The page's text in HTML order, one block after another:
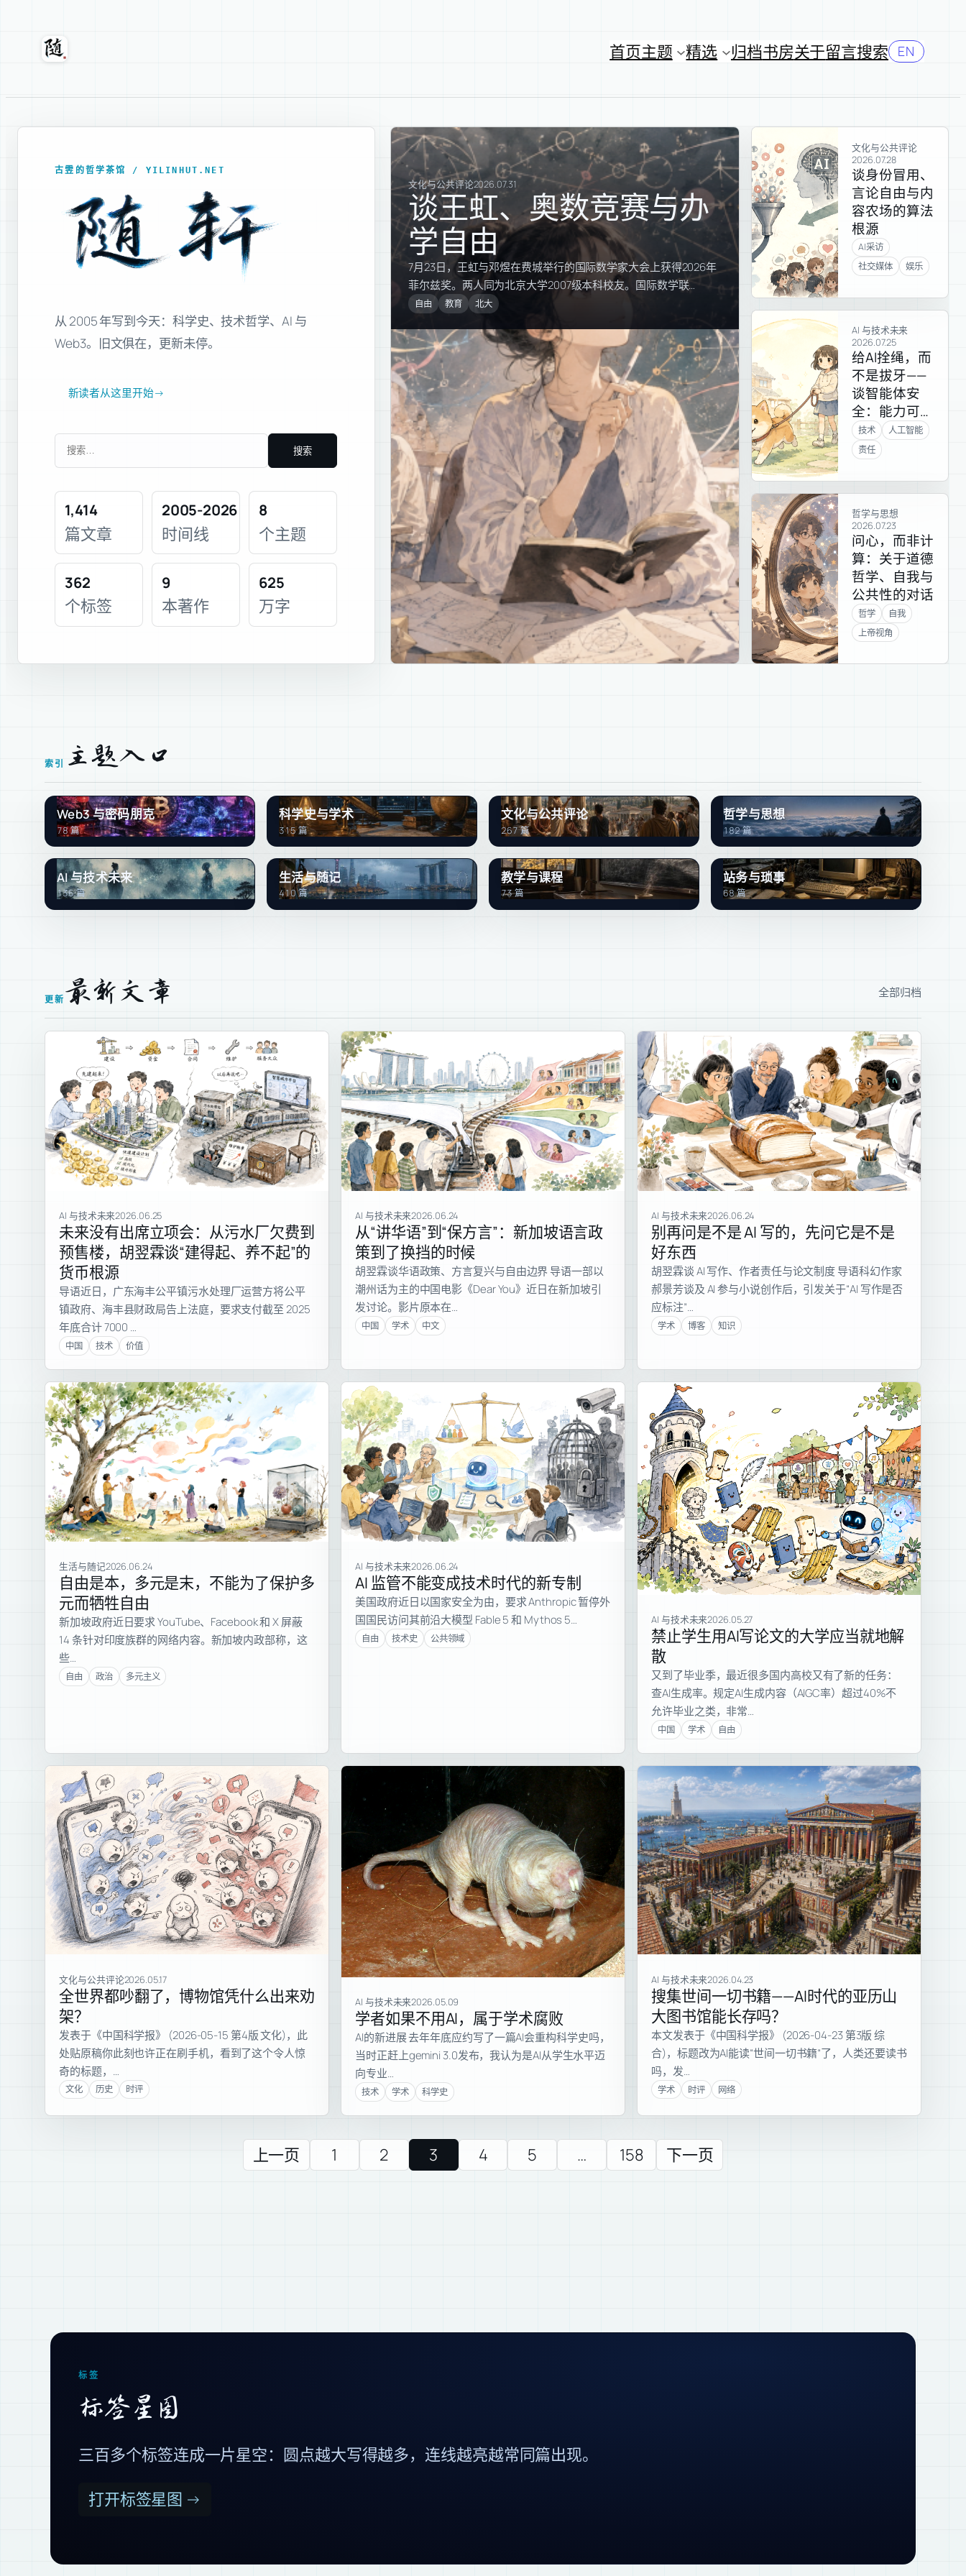
随轩 首页主题 精选 归档书房关于留言搜索 EN
古雴的哲学茶馆 / YILINHUT.NET
从 2005 年写到今天：科学史、技术哲学、AI 与
Web3。旧文俱在，更新未停。
新读者从这里开始→
搜
索：
1,414
篇文章
2005-2026
时间线
8
个主题
362
个标签
9
本著作
625
万字
文化与公共评论2026.07.31
谈王虹、奥数竞赛与办
学自由
7月23日，王虹与邓煜在费城举行的国际数学家大会上获得2026年
菲尔兹奖。两人同为北京大学2007级本科校友。国际数学联…
自由 教育 北大
文化与公共评论
2026.07.28
谈身份冒用、
言论自由与内
容农场的算法
根源
AI采访
社交媒体
娱乐
AI 与技术未来
2026.07.25
给AI拴绳，而
不是拔牙——
谈智能体安
全：能力可以
开放，行动必
须有界
技术
人工智能
责任
哲学与思想
2026.07.23
问心，而非计
算：关于道德
哲学、自我与
公共性的对话
哲学
自我
上帝视角
索引 主题入口
Web3 与密码朋克
78 篇
科学史与学术
315 篇
文化与公共评论
267 篇
哲学与思想
182 篇
AI 与技术未来
136 篇
生活与随记
410 篇
教学与课程
73 篇
站务与琐事
68 篇
更新 最新文章 全部归档
AI 与技术未来2026.06.25
未来没有出席立项会：从污水厂欠费到
预售楼，胡翌霖谈“建得起、养不起”的
货币根源
导语近日，广东海丰公平镇污水处理厂运营方将公平
镇政府、海丰县财政局告上法庭，要求支付截至 2025
年底合计 7000 …
中国 技术 价值
AI 与技术未来2026.06.24
从“讲华语”到“保方言”：新加坡语言政
策到了换挡的时候
胡翌霖谈华语政策、方言复兴与自由边界 导语一部以
潮州话为主的中国电影《Dear You》近日在新加坡引
发讨论。影片原本在…
中国 学术 中文
AI 与技术未来2026.06.24
别再问是不是 AI 写的，先问它是不是
好东西
胡翌霖谈 AI 写作、作者责任与论文制度 导语科幻作家
郝景芳谈及 AI 参与小说创作后，引发关于“AI 写作是否
应标注”…
学术 博客 知识
生活与随记2026.06.24
自由是本，多元是末，不能为了保护多
元而牺牲自由
新加坡政府近日要求 YouTube、Facebook 和 X 屏蔽
14 条针对印度族群的网络内容。新加坡内政部称，这
些…
自由 政治 多元主义
AI 与技术未来2026.06.24
AI 监管不能变成技术时代的新专制
美国政府近日以国家安全为由，要求 Anthropic 暂停外
国国民访问其前沿大模型 Fable 5 和 Mythos 5…
自由 技术史 公共领域
AI 与技术未来2026.05.27
禁止学生用AI写论文的大学应当就地解
散
又到了毕业季，最近很多国内高校又有了新的任务：
查AI生成率。规定AI生成内容（AIGC率）超过40%不
允许毕业之类，非常…
中国 学术 自由
文化与公共评论2026.05.17
全世界都吵翻了，博物馆凭什么出来劝
架？
发表于《中国科学报》 (2026-05-15 第4版 文化)，此
处贴原稿你此刻也许正在刷手机，看到了这个令人惊
奇的标题，…
文化 历史 时评
AI 与技术未来2026.05.09
学者如果不用AI，属于学术腐败
AI的新进展 去年年底应约写了一篇AI会重构科学史吗，
当时正赶上gemini 3.0发布，我认为是AI从学生水平迈
向专业…
技术 学术 科学史
AI 与技术未来2026.04.23
搜集世间一切书籍——AI时代的亚历山
大图书馆能长存吗？
本文发表于《中国科学报》 (2026-04-23 第3版 综
合)，标题改为AI能读“世间一切书籍”了，人类还要读书
吗，发…
学术 时评 网络
上一页 1 2 3 4 5 … 158 下一页
标签
标签星图
三百多个标签连成一片星空：圆点越大写得越多，连线越亮越常同篇出现。
打开标签星图 →